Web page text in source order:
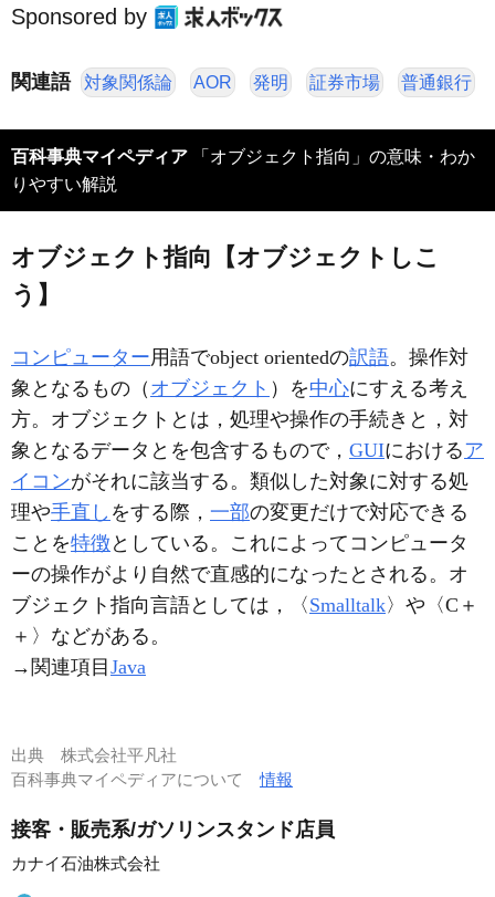
Sponsored by
関連語 対象関係論 AOR 発明 証券市場 普通銀行
百科事典マイペディア 「オブジェクト指向」の意味・わか
りやすい解説
オブジェクト指向【オブジェクトしこ
う】
コンピューター用語でobject orientedの訳語。操作対
象となるもの（ オブジェクト ）を中心にすえる考え
方。オブジェクトとは，処理や操作の手続きと，対
象となるデータとを包含するもので， GUIにおけるア
イコンがそれに該当する。類似した対象に対する処
理や手直し をする際， 一部の変更だけで対応できる
ことを特徴 としている。これによってコンピュータ
ーの操作がより自然で直感的になったとされる。オ
ブジェクト指向言語としては，〈Smalltalk〉や〈C＋
＋〉などがある。
→関連項目Java
出典 株式会社平凡社
百科事典マイペディアについて情報
接客・販売系/ガソリンスタンド店員
カナイ石油株式会社